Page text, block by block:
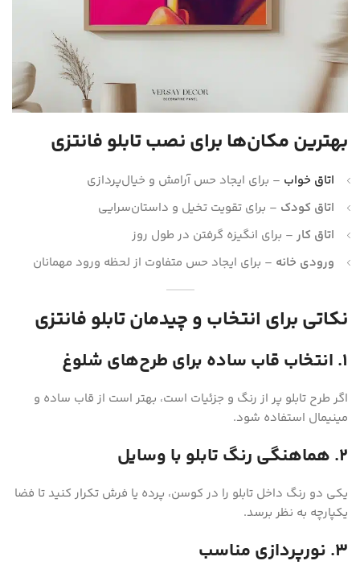
بهترین مکان‌ها برای نصب تابلو فانتزی
اتاق خواب – برای ایجاد حس آرامش و خیال‌پردازی
اتاق کودک – برای تقویت تخیل و داستان‌سرایی
اتاق کار – برای انگیزه گرفتن در طول روز
ورودی خانه – برای ایجاد حس متفاوت از لحظه ورود مهمانان
نکاتی برای انتخاب و چیدمان تابلو فانتزی
۱. انتخاب قاب ساده برای طرح‌های شلوغ
اگر طرح تابلو پر از رنگ و جزئیات است، بهتر است از قاب ساده و
مینیمال استفاده شود.
۲. هماهنگی رنگ تابلو با وسایل
یکی دو رنگ داخل تابلو را در کوسن، پرده یا فرش تکرار کنید تا فضا
یکپارچه به نظر برسد.
۳. نورپردازی مناسب